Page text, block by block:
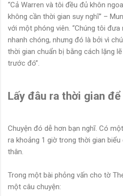
“Cả Warren và tôi đều đủ khôn
không cần thời gian suy nghĩ” –
với một phóng viên. “Chúng tôi
nhanh chóng, nhưng đó là bởi vì
thời gian chuẩn bị bằng cách lặng
trước đó”.
Lấy đâu ra thời gian
Chuyện đó dễ hơn bạn nghĩ. Có
ra khoảng 1 giờ trong thời gian
thân.
Trong một bài phỏng vấn cho tờ
một câu chuyện: